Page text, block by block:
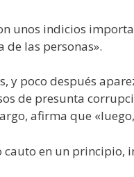
unos indicios
de las personas».
y poco después
de presunta
afirma que
cauto en un